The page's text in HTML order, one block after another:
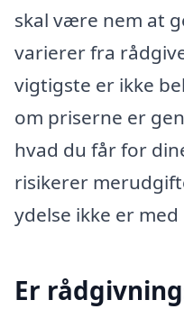
skal være nem at
varierer fra
vigtigste er ikke
om priserne er
hvad du får for
risikerer
ydelse ikke er med
Er